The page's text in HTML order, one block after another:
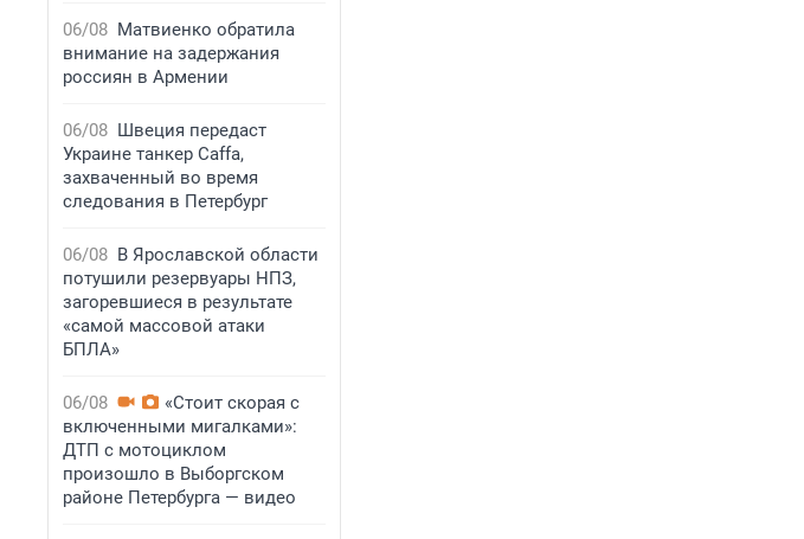
06/08 Матвиенко обратила
внимание на задержания
россиян в Армении
06/08 Швеция передаст
Украине танкер Caffa,
захваченный во время
следования в Петербург
06/08 В Ярославской области
потушили резервуары НПЗ,
загоревшиеся в результате
«самой массовой атаки
БПЛА»
06/08
«Стоит скорая с
включенными мигалками»:
ДТП с мотоциклом
произошло в Выборгском
районе Петербурга — видео